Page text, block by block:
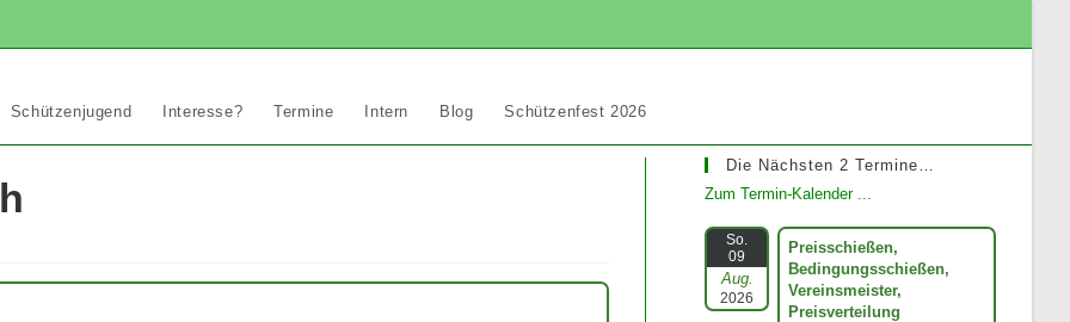
Schützenjugend Interesse? Termine Intern Blog Schützenfest 2026
Die Nächsten 2 Termine…
Zum Termin-Kalender ...
So.
09
Aug.
2026
Preisschießen,
Bedingungsschießen,
Vereinsmeister,
Preisverteilung